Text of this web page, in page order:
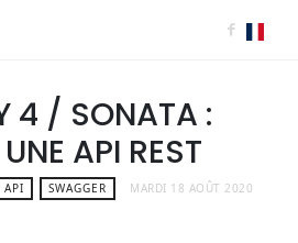
4 / SONATA :
API REST
API SWAGGER MARDI 18 AOÛT 2020